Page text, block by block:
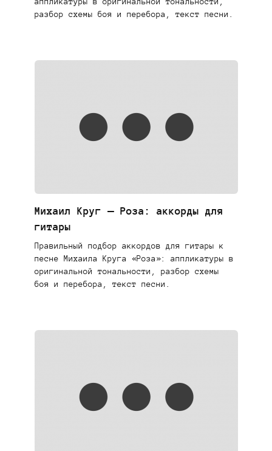
разбор схемы боя и перебора, текст песни.
Михаил Круг — Роза: аккорды для
гитары
Правильный подбор аккордов для гитары к
песне Михаила Круга «Роза»: аппликатуры в
оригинальной тональности, разбор схемы
боя и перебора, текст песни.